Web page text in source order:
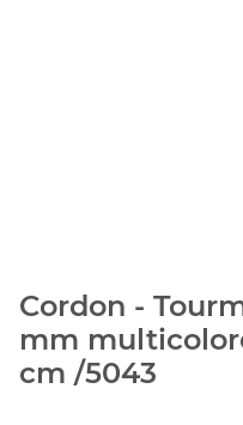
Cordon -
mm
cm /5043